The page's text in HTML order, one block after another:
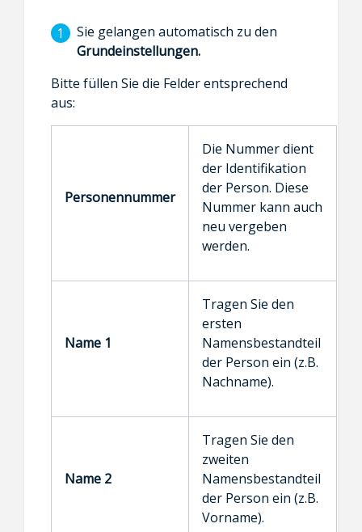
Sie gelangen automatisch zu den
Grundeinstellungen.
Bitte füllen Sie die Felder entsprechend
aus:
Personennummer
Die Nummer dient
der Identifikation
der Person. Diese
Nummer kann auch
neu vergeben
werden.
Name 1
Tragen Sie den
ersten
Namensbestandteil
der Person ein (z.B.
Nachname).
Name 2
Tragen Sie den
zweiten
Namensbestandteil
der Person ein (z.B.
Vorname).